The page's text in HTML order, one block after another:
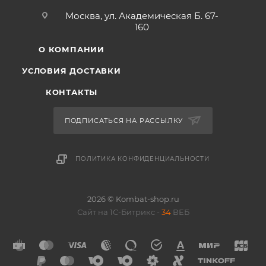
Москва, ул. Академическая Б. 67-
160
О КОМПАНИИ
УСЛОВИЯ ДОСТАВКИ
КОНТАКТЫ
ПОДПИСАТЬСЯ НА РАССЫЛКУ
ПОЛИТИКА КОНФИДЕНЦИАЛЬНОСТИ
2026 © Kombat-shop.ru
Сайт на 1С-Битрикс - 34 ВЕБ